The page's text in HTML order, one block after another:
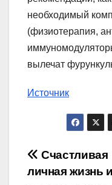
необходимый
(физиотерапия,
вылечат
Источник
Счастливая
личная жизнь и